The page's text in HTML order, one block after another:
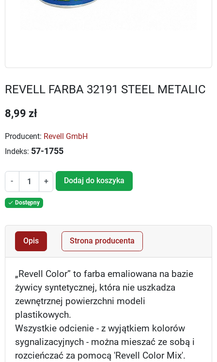
REVELL FARBA 32191 STEEL METALIC
8,99 zł
Producent: Revell GmbH
Indeks: 57-1755
- + Dodaj do koszyka
 Dostępny
Opis Strona producenta
„Revell Color” to farba emaliowana na bazie
żywicy syntetycznej, która nie uszkadza
zewnętrznej powierzchni modeli
plastikowych.
Wszystkie odcienie - z wyjątkiem kolorów
sygnalizacyjnych - można mieszać ze sobą i
rozcieńczać za pomocą 'Revell Color Mix'.